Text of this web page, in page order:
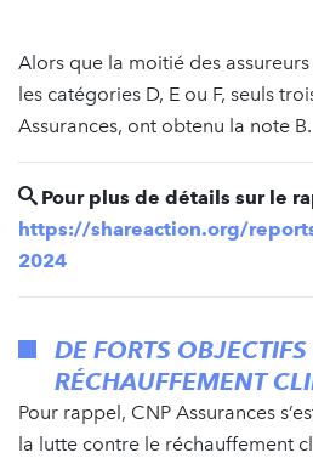
Alors que la moitié des
les catégories D, E ou F, seuls
Assurances, ont obtenu la note B.
Pour plus de détails sur le
https://shareaction.org/
2024
DE FORTS
RÉCHAUFFEMENT
Pour rappel, CNP Assurances
la lutte contre le réchauffement